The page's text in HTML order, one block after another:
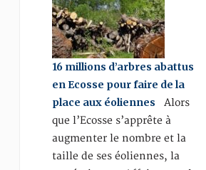
16 millions d’arbres abattus
en Ecosse pour faire de la
place aux éoliennes Alors
que l’Ecosse s’apprête à
augmenter le nombre et la
taille de ses éoliennes, la